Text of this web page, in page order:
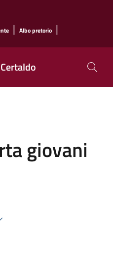
| Albo pretorio |
giovani